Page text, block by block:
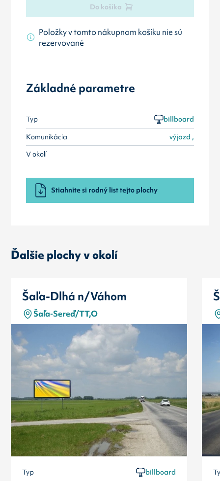
Do košíka
Položky v tomto nákupnom košíku nie sú
rezervované
Základné parametre
Typ
billboard
Komunikácia
výjazd ,
V okolí
Stiahnite si rodný list tejto plochy
Ďalšie plochy v okolí
Šaľa-Dlhá n/Váhom
Šaľa-Sereď/TT,O
Typ billboard